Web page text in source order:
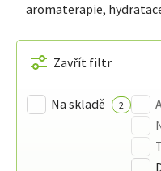
aromaterapie,
Zavřít filtr
Na skladě 2
VÝPIS
PRODUKTŮ